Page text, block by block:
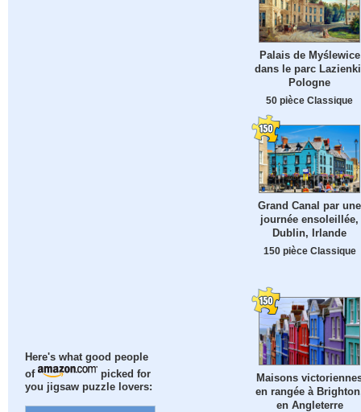
Here's what good people
of
picked for
you jigsaw puzzle lovers:
Palais de Myślewice
dans le parc
Pologne
50 pièce Classique
Grand Canal par une
journée ensoleillée,
Dublin, Irlande
150 pièce Classique
Maisons
en rangée à
en Angleterre